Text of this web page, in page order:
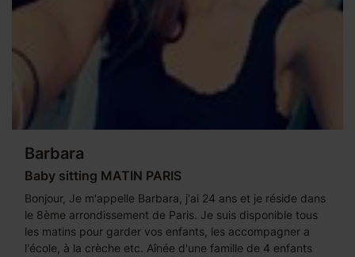
Barbara
Baby sitting MATIN PARIS
Bonjour, Je m'appelle Barbara, j'ai 24 ans et je réside dans
le 8ème arrondissement de Paris. Je suis disponible tous
les matins pour garder vos enfants, les accompagner a
l'école, à la crèche etc. Aînée d'une famille de 4 enfants